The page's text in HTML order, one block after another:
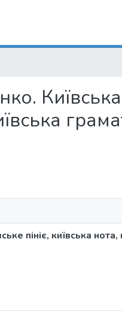
пініє, київська нота,